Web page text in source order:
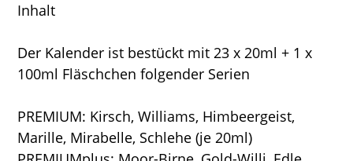
Inhalt
Der Kalender ist bestückt mit 23 x 20ml + 1 x
100ml Fläschchen folgender Serien
PREMIUM: Kirsch, Williams, Himbeergeist,
Marille, Mirabelle, Schlehe (je 20ml)